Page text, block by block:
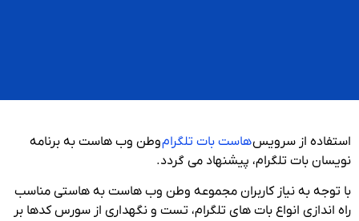
استفاده از سرویسهاست بات تلگراموطن وب هاست به برنامه
نویسان بات تلگرام، پیشنهاد می گردد.
با توجه به نیاز کاربران مجموعه وطن وب هاست به هاستی مناسب
راه اندازی انواع بات های تلگرام، تست و نگهداری از سورس کدها بر